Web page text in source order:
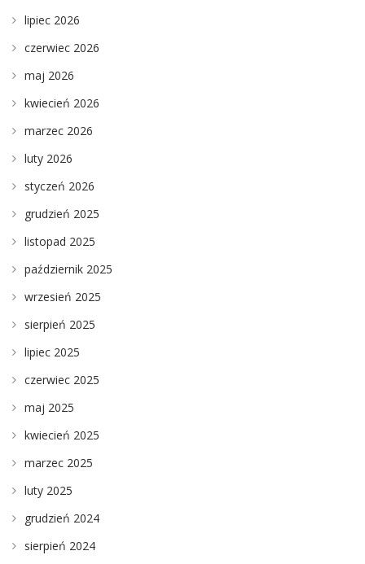
lipiec 2026
czerwiec 2026
maj 2026
kwiecień 2026
marzec 2026
luty 2026
styczeń 2026
grudzień 2025
listopad 2025
październik 2025
wrzesień 2025
sierpień 2025
lipiec 2025
czerwiec 2025
maj 2025
kwiecień 2025
marzec 2025
luty 2025
grudzień 2024
sierpień 2024